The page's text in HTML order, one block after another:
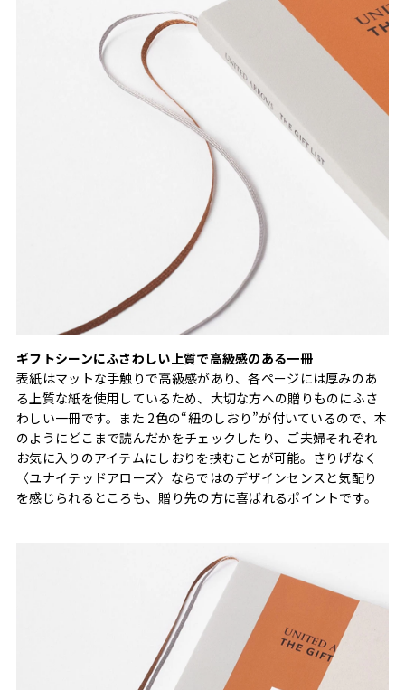
ギフトシーンにふさわしい上質で高級感のある一冊
表紙はマットな手触りで高級感があり、各ページには厚みのあ
る上質な紙を使用しているため、大切な方への贈りものにふさ
わしい一冊です。また 2色の“紐のしおり”が付いているので、本
のようにどこまで読んだかをチェックしたり、ご夫婦それぞれ
お気に入りのアイテムにしおりを挟むことが可能。さりげなく
〈ユナイテッドアローズ〉ならではのデザインセンスと気配り
を感じられるところも、贈り先の方に喜ばれるポイントです。